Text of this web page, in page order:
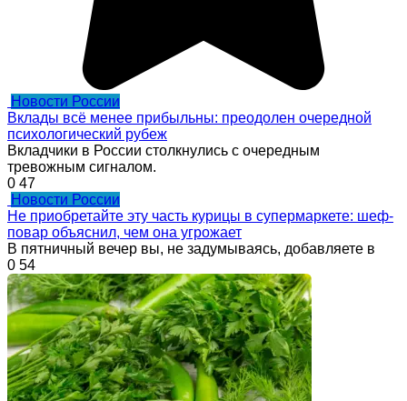
Новости России
Вклады всё менее прибыльны: преодолен очередной
психологический рубеж
Вкладчики в России столкнулись с очередным
тревожным сигналом.
0 47
Новости России
Не приобретайте эту часть курицы в супермаркете: шеф-
повар объяснил, чем она угрожает
В пятничный вечер вы, не задумываясь, добавляете в
0 54